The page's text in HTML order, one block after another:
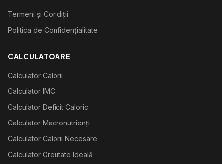
Termeni și Condiții
Politica de Confidențialitate
CALCULATOARE
Calculator Calorii
Calculator IMC
Calculator Deficit Caloric
Calculator Macronutrienți
Calculator Calorii Necesare
Calculator Greutate Ideală